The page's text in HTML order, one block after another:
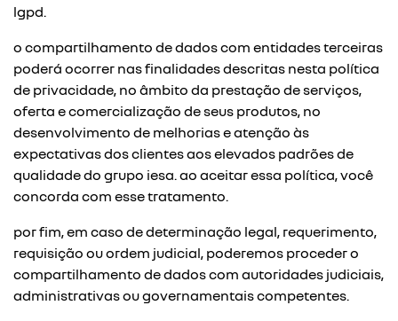
lgpd.
o compartilhamento de dados com entidades terceiras
poderá ocorrer nas finalidades descritas nesta política
de privacidade, no âmbito da prestação de serviços,
oferta e comercialização de seus produtos, no
desenvolvimento de melhorias e atenção às
expectativas dos clientes aos elevados padrões de
qualidade do grupo iesa. ao aceitar essa política, você
concorda com esse tratamento.
por fim, em caso de determinação legal, requerimento,
requisição ou ordem judicial, poderemos proceder o
compartilhamento de dados com autoridades judiciais,
administrativas ou governamentais competentes.